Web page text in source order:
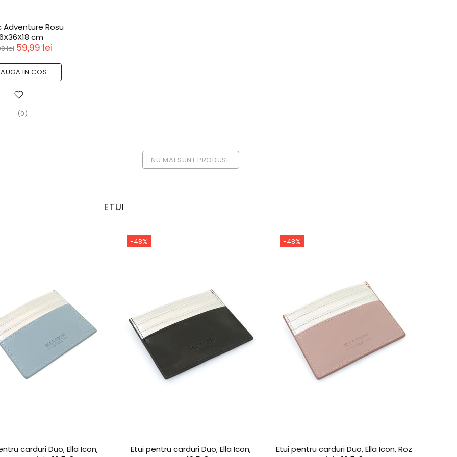
Adventure Rosu
cm
lei 59,99 lei
IN COS
(0)
NU MAI SUNT PRODUSE
ETUI
carduri Duo, Ella Icon,
-48%
Etui pentru carduri Duo, Ella Icon,
-48%
Etui pentru carduri Duo, Ella Icon, Roz